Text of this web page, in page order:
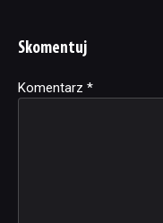
Skomentuj
Komentarz *
Alternative: